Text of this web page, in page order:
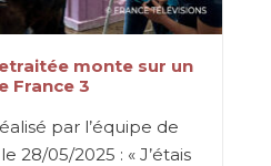
monte sur un
France 3
par l’équipe de
28/05/2025 : « J’étais